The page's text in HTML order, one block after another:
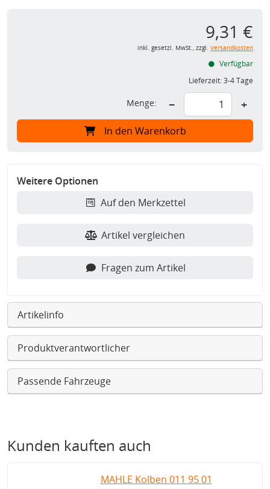
9,31 €
inkl. gesetzl. MwSt., zzgl. Versandkosten
Verfügbar
Lieferzeit:3-4 Tage
Menge: − +
In den Warenkorb
Weitere Optionen
Auf den Merkzettel
Artikel vergleichen
Fragen zum Artikel
Artikelinfo
Produktverantwortlicher
Passende Fahrzeuge
Kunden kauften auch
MAHLE Kolben 011 95 01